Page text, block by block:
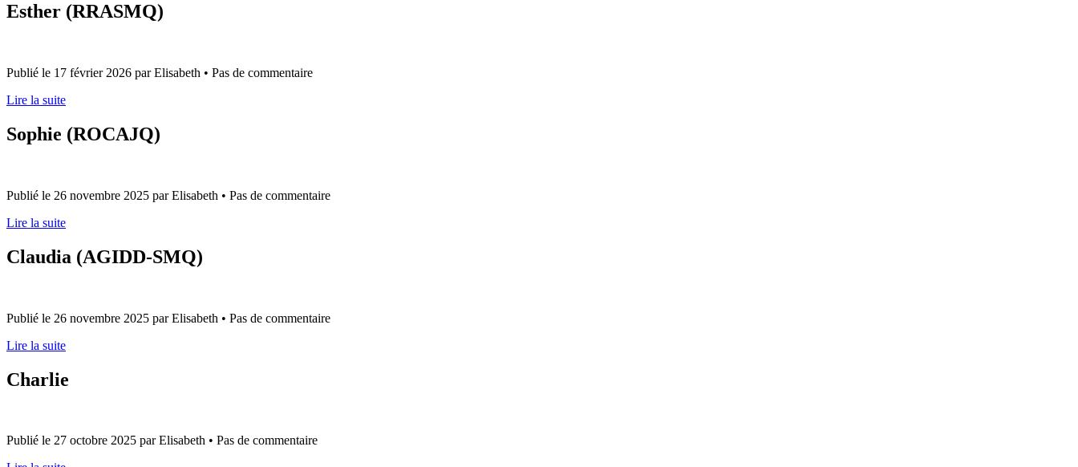
Esther (RRASMQ)
Publié le 17 février 2026 par Elisabeth • Pas de commentaire
Lire la suite
Sophie (ROCAJQ)
Publié le 26 novembre 2025 par Elisabeth • Pas de commentaire
Lire la suite
Claudia (AGIDD-SMQ)
Publié le 26 novembre 2025 par Elisabeth • Pas de commentaire
Lire la suite
Charlie
Publié le 27 octobre 2025 par Elisabeth • Pas de commentaire